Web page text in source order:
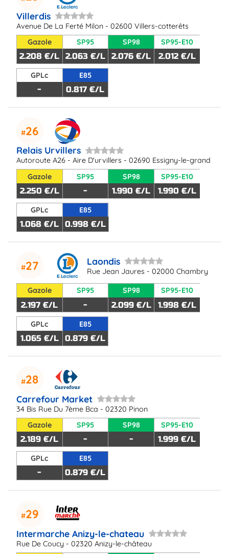
Villerdis
Avenue De La Ferté Milon - 02600 Villers-cotterêts
Gazole
2.208 €/L
SP95
2.063 €/L
SP98
2.076 €/L
SP95-E10
2.012 €/L
GPLc
-
E85
0.817 €/L
26
Relais Urvillers
Autoroute A26 - Aire D'urvillers - 02690 Essigny-le-grand
Gazole
2.250 €/L
SP95
-
SP98
1.990 €/L
SP95-E10
1.990 €/L
GPLc
1.068 €/L
E85
0.998 €/L
27 Laondis
Rue Jean Jaures - 02000 Chambry
Gazole
2.197 €/L
SP95
-
SP98
2.099 €/L
SP95-E10
1.998 €/L
GPLc
1.065 €/L
E85
0.879 €/L
28
Carrefour Market
34 Bis Rue Du 7ème Bca - 02320 Pinon
Gazole
2.189 €/L
SP95
-
SP98
-
SP95-E10
1.999 €/L
GPLc
-
E85
0.879 €/L
29
Intermarche Anizy-le-chateau
Rue De Coucy - 02320 Anizy-le-château